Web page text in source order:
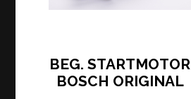
BEG. STARTMOTOR
BOSCH ORIGINAL